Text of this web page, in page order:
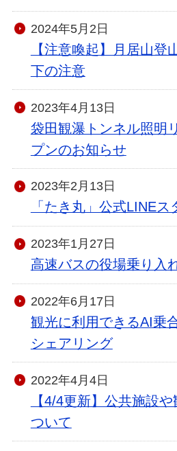
2024年5月2日
【注意喚起】月居山登
下の注意
2023年4月13日
袋田観瀑トンネル照明
プンのお知らせ
2023年2月13日
「たき丸」公式LINEス
2023年1月27日
高速バスの役場乗り入
2022年6月17日
観光に利用できるAI乗
シェアリング
2022年4月4日
【4/4更新】公共施設
ついて